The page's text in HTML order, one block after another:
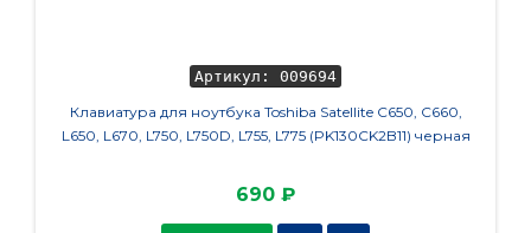
Артикул: 009694
Клавиатура для ноутбука Toshiba Satellite C650, C660,
L650, L670, L750, L750D, L755, L775 (PK130CK2B11) черная
690 ₽